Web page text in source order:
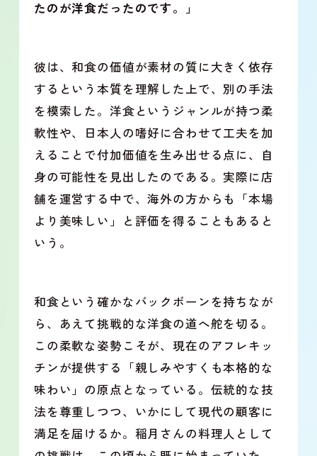
たのが洋食だったのです。」
彼は、和食の価値が素材の質に大きく依存
するという本質を理解した上で、別の手法
を模索した。洋食というジャンルが持つ柔
軟性や、日本人の嗜好に合わせて工夫を加
えることで付加価値を生み出せる点に、自
身の可能性を見出したのである。実際に店
舗を運営する中で、海外の方からも「本場
より美味しい」と評価を得ることもあると
いう。
和食という確かなバックボーンを持ちなが
ら、あえて挑戦的な洋食の道へ舵を切る。
この柔軟な姿勢こそが、現在のアフレキッ
チンが提供する「親しみやすくも本格的な
味わい」の原点となっている。伝統的な技
法を尊重しつつ、いかにして現代の顧客に
満足を届けるか。稲月さんの料理人として